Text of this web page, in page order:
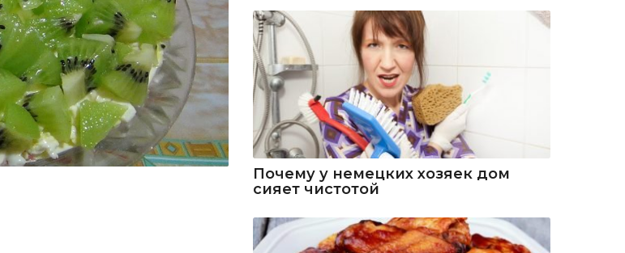
Почему у немецких хозяек дом
сияет чистотой